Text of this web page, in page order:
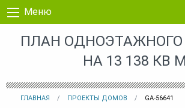
Перейти к контенту
Меню
ПЛАН
НА 13 138 КВ М
ГЛАВНАЯ ПРОЕКТЫ ДОМОВ GA-56641